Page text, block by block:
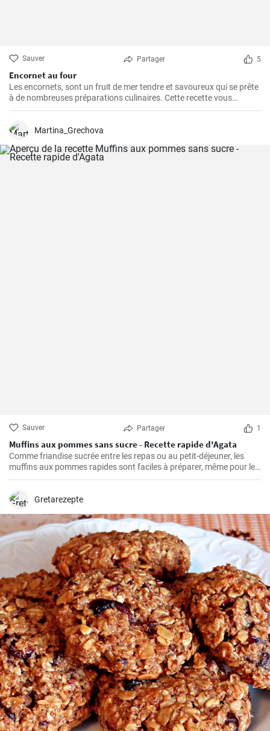
Sauver Partager 5
Encornet au four
Les encornets, sont un fruit de mer tendre et savoureux qui se prête
à de nombreuses préparations culinaires. Cette recette vous
guidera à travers les étapes pour préparer des encornets farcis avec
Martina_Grechova
Sauver Partager 1
Muffins aux pommes sans sucre - Recette rapide d'Agata
Comme friandise sucrée entre les repas ou au petit-déjeuner, les
muffins aux pommes rapides sont faciles à préparer, même pour le
petit-déjeuner du week-end. Ils sont délicieux, faciles à préparer et
Gretarezepte